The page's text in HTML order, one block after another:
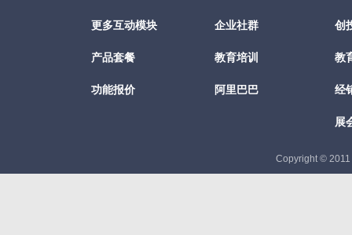
更多互动模块
产品套餐
功能报价
企业社群
教育培训
阿里巴巴
创
教
经
展
Copyright © 2011